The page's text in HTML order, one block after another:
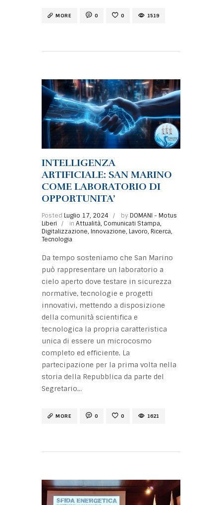
MORE 0 0 1519
INTELLIGENZA
ARTIFICIALE: SAN MARINO
COME LABORATORIO DI
OPPORTUNITA’
Posted Luglio 17, 2024 by DOMANI - Motus
Liberi
in Attualità, Comunicati Stampa,
Digitalizzazione, Innovazione, Lavoro, Ricerca,
Tecnologia
Da tempo sosteniamo che San Marino
può rappresentare un laboratorio a
cielo aperto dove testare in sicurezza
normative, tecnologie e progetti
innovativi, mettendo a disposizione
della comunità scientifica e
tecnologica la propria caratteristica
unica di essere un microcosmo
completo ed efficiente. La
partecipazione per la prima volta nella
storia della Repubblica da parte del
Segretario…
MORE 0 0 1621